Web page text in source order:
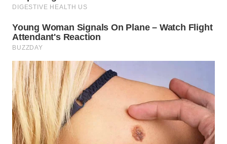
LAWAS
WN
SUMEDANG
WN
CIANJUR
WN
KEPULAUAN
SERIBU